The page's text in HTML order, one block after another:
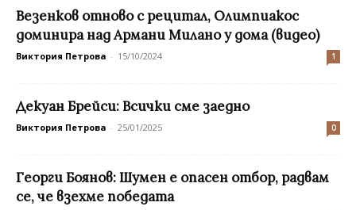
Везенков отново с рецитал, Олимпиакос
доминира над Армани Милано у дома (видео)
Виктория Петрова - 15/10/2024 1
Декуан Брейси: Всички сме заедно
Виктория Петрова - 25/01/2025 0
Георги Боянов: Шумен е опасен отбор, радвам
се, че взехме победата